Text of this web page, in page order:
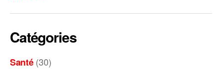
Catégories
Santé(30)